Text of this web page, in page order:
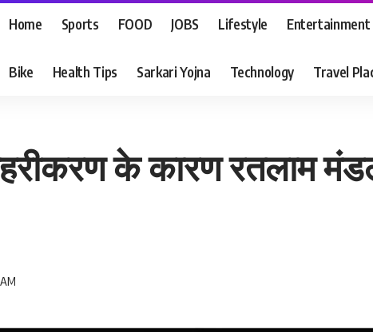
Home Sports FOOD JOBS Lifestyle Entertainment
Bike Health Tips Sarkari Yojna Technology Travel
के कारण रतलाम